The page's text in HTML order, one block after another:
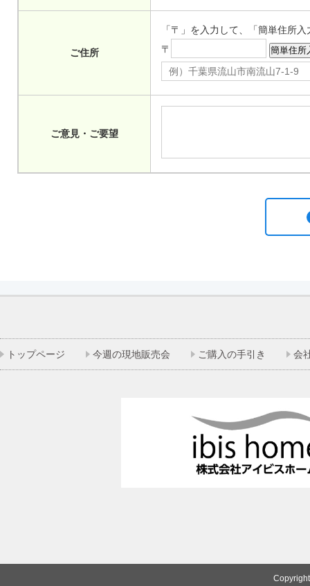
ご住所
「〒」を入力して、「簡単住所
〒
ご意見・ご要望
トップページ 今週の現地販売会 ご購入の手引き 会